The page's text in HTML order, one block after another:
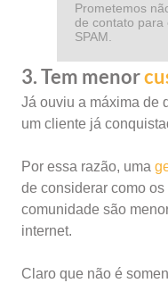
Prometemos
de contato para
SPAM.
3. Tem menor
Já ouviu a máxima de
um cliente já
Por essa razão, uma
de considerar como
comunidade são
internet.
Claro que não é